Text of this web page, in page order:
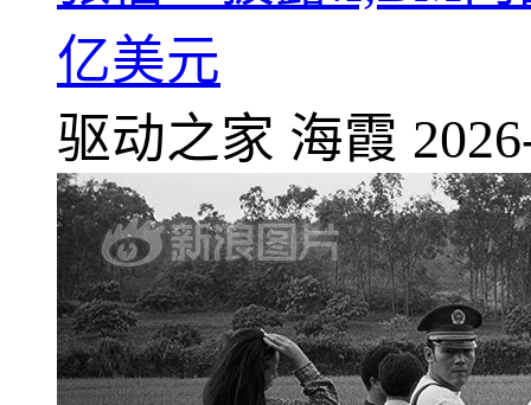
亿美元
驱动之家 海霞